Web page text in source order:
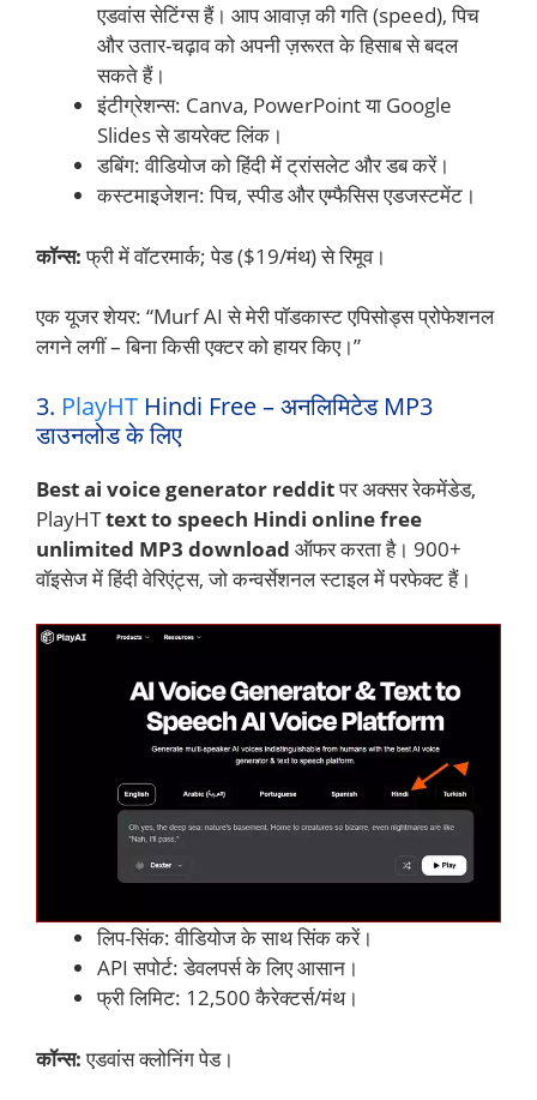
एडवांस सेटिंग्स हैं। आप आवाज़ की गति (speed), पिच
और उतार-चढ़ाव को अपनी ज़रूरत के हिसाब से बदल
सकते हैं।
इंटीग्रेशन्स: Canva, PowerPoint या Google
Slides से डायरेक्ट लिंक।
डबिंग: वीडियोज को हिंदी में ट्रांसलेट और डब करें।
कस्टमाइजेशन: पिच, स्पीड और एम्फैसिस एडजस्टमेंट।
कॉन्स:फ्री में वॉटरमार्क; पेड ($19/मंथ) से रिमूव।
एक यूजर शेयर: “Murf AI से मेरी पॉडकास्ट एपिसोड्स प्रोफेशनल
लगने लगीं – बिना किसी एक्टर को हायर किए।”
3. PlayHT Hindi Free – अनलिमिटेड MP3
डाउनलोड के लिए
Best ai voice generator redditपर अक्सर रेकमेंडेड,
PlayHTtext to speech Hindi online free
unlimited MP3 download ऑफर करता है। 900+
वॉइसेज में हिंदी वेरिएंट्स, जो कन्वर्सेशनल स्टाइल में परफेक्ट हैं।
लिप-सिंक: वीडियोज के साथ सिंक करें।
API सपोर्ट: डेवलपर्स के लिए आसान।
फ्री लिमिट: 12,500 कैरेक्टर्स/मंथ।
कॉन्स:एडवांस क्लोनिंग पेड।